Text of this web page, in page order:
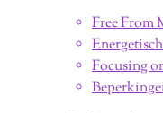
Free From
Focusing